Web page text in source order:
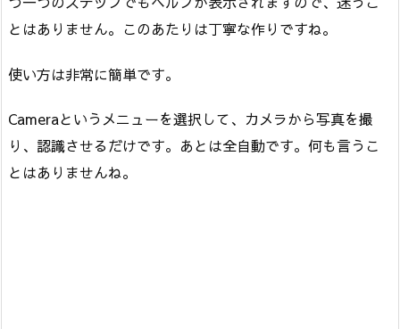
とはありません。このあたりは丁寧な作りですね。
使い方は非常に簡単です。
Cameraというメニューを選択して、カメラから写真を撮
り、認識させるだけです。あとは全自動です。何も言うこ
とはありませんね。